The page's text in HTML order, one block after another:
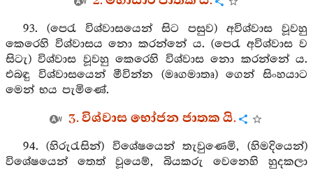
93. (පෙරැ විශ්වාසයෙන් සිට පසුව) අවිශ්වාස වූවහු
කෙරෙහි විශ්වාසය නො කරන්නේ ය. (පෙරැ අවිශ්වාස ව
සිටැ) විශ්වාස වූවහු කෙරෙහි විශ්වාස නො කරන්නේ ය.
එබඳු විශ්වාසයෙන් මීවින්න (මෘගමාතෘ) ගෙන් සිංහයාට
මෙන් භය පැමිණේ.
3. විශ්වාස භෝජන ජාතක යි.
94. (හිරුරැසින්) විශේෂයෙන් තැවුණෙමි, (හිමදියෙන්)
විශේෂයෙන් තෙත් වූයෙම්, බියකරු වෙනෙහි හුදකලා